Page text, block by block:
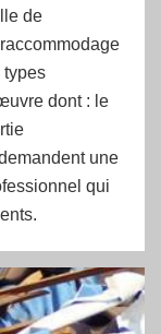
de
types
dont : le
une
qui